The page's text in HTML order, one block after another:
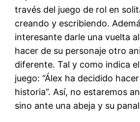
través del juego de rol en
creando y escribiendo.
interesante darle una vuelta
hacer de su personaje otro
diferente. Tal y como indica
juego: “Álex ha decidido
historia”. Así, no estaremos
sino ante una abeja y su